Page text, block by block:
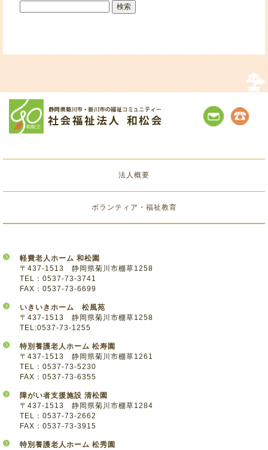
法人概要
ボランティア・福祉教育
軽費老人ホーム 和松園
〒437-1513 静岡県菊川市棚草1258
TEL：0537-73-3741
FAX：0537-73-6699
いきいきホーム 松風苑
〒437-1513 静岡県菊川市棚草1258
TEL:0537-73-1255
特別養護老人ホーム 松寿園
〒437-1513 静岡県菊川市棚草1261
TEL：0537-73-5230
FAX：0537-73-6355
障がい者支援施設 清松園
〒437-1513 静岡県菊川市棚草1284
TEL：0537-73-2662
FAX：0537-73-3915
特別養護老人ホーム 松秀園